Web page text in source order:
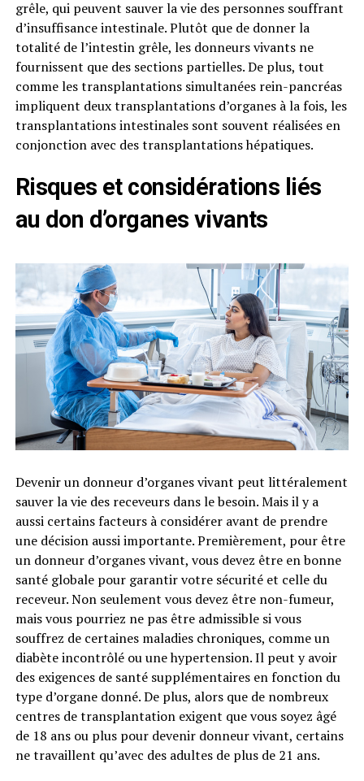
grêle, qui peuvent sauver la vie des personnes souffrant
d’insuffisance intestinale. Plutôt que de donner la
totalité de l’intestin grêle, les donneurs vivants ne
fournissent que des sections partielles. De plus, tout
comme les transplantations simultanées rein-pancréas
impliquent deux transplantations d’organes à la fois, les
transplantations intestinales sont souvent réalisées en
conjonction avec des transplantations hépatiques.
Risques et considérations liés
au don d’organes vivants
Devenir un donneur d’organes vivant peut littéralement
sauver la vie des receveurs dans le besoin. Mais il y a
aussi certains facteurs à considérer avant de prendre
une décision aussi importante. Premièrement, pour être
un donneur d’organes vivant, vous devez être en bonne
santé globale pour garantir votre sécurité et celle du
receveur. Non seulement vous devez être non-fumeur,
mais vous pourriez ne pas être admissible si vous
souffrez de certaines maladies chroniques, comme un
diabète incontrôlé ou une hypertension. Il peut y avoir
des exigences de santé supplémentaires en fonction du
type d’organe donné. De plus, alors que de nombreux
centres de transplantation exigent que vous soyez âgé
de 18 ans ou plus pour devenir donneur vivant, certains
ne travaillent qu’avec des adultes de plus de 21 ans.